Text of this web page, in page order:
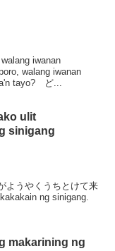
iwanan
walang iwanan
tayo? ど...
ulit
sinigang
ようやくうちとけて来
ng sinigang.
makarining ng